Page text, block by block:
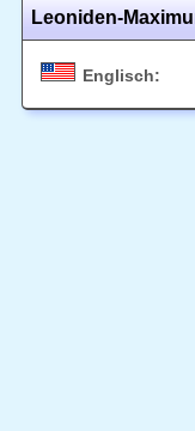
Leoniden-
Englisch: